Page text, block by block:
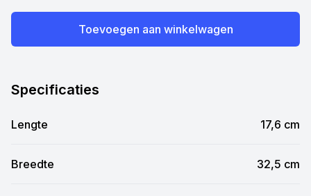
Toevoegen aan winkelwagen
Specificaties
Lengte 17,6 cm
Breedte 32,5 cm